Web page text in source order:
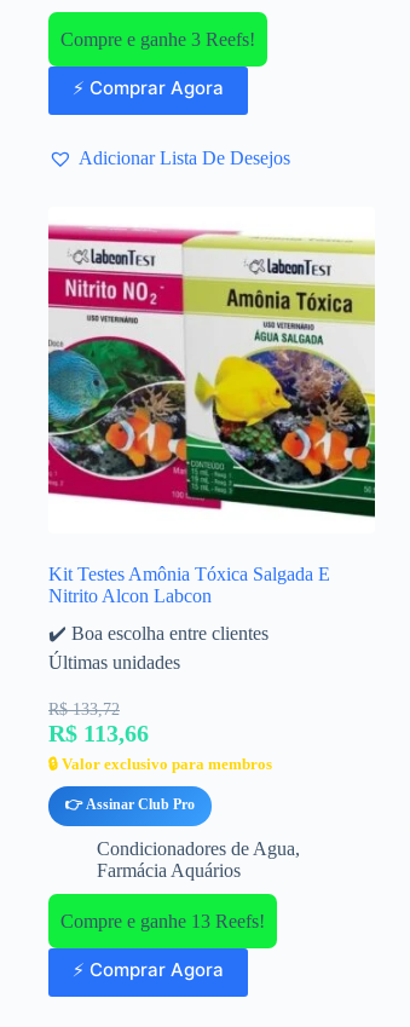
Compre e ganhe 3 Reefs!
⚡ Comprar Agora
Adicionar Lista De Desejos
Kit Testes Amônia Tóxica Salgada E
Nitrito Alcon Labcon
✔️ Boa escolha entre clientes
Últimas unidades
R$ 133,72
R$ 113,66
🔒 Valor exclusivo para membros
👉 Assinar Club Pro
Condicionadores de Agua,
Farmácia Aquários
Compre e ganhe 13 Reefs!
⚡ Comprar Agora